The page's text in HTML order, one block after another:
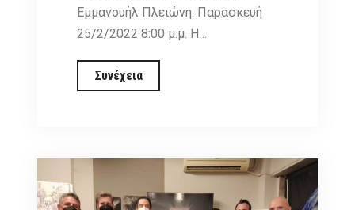
Εμμανουήλ Πλειώνη. Παρασκευή
25/2/2022 8:00 μ.μ. H…
ΣυνέχειαΔιαδικτυακή
Σύγχρονου
Μοντέλου